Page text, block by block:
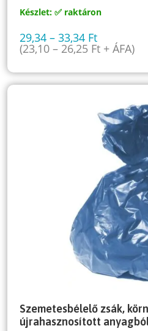
Készlet: ✅ raktáron
29,34–33,34 Ft
(23,10– 26,25 Ft + ÁFA)
Szemetesbélelő zsák,
újrahasznosított